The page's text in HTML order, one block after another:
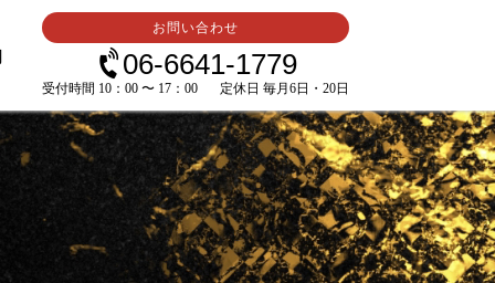
お問い合わせ
06-6641-1779
受付時間 10：00 〜 17：00 定休日 毎月6日・20日